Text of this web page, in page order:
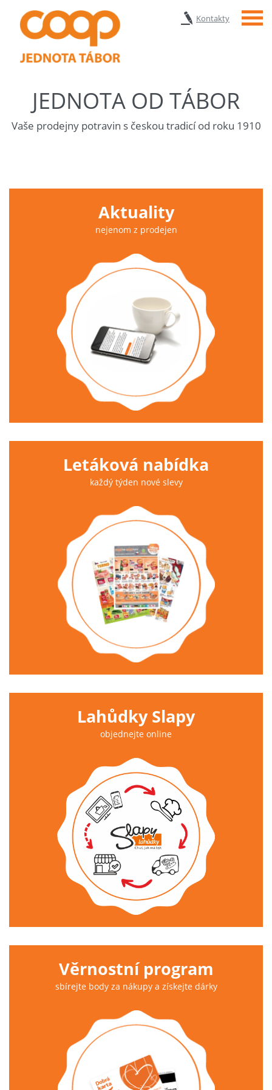
Kontakty Menu
JEDNOTA OD TÁBOR
Vaše prodejny potravin s českou tradicí od roku 1910
Aktuality
nejenom z prodejen
Letáková nabídka
každý týden nové slevy
Lahůdky Slapy
objednejte online
Věrnostní program
sbírejte body za nákupy a získejte dárky